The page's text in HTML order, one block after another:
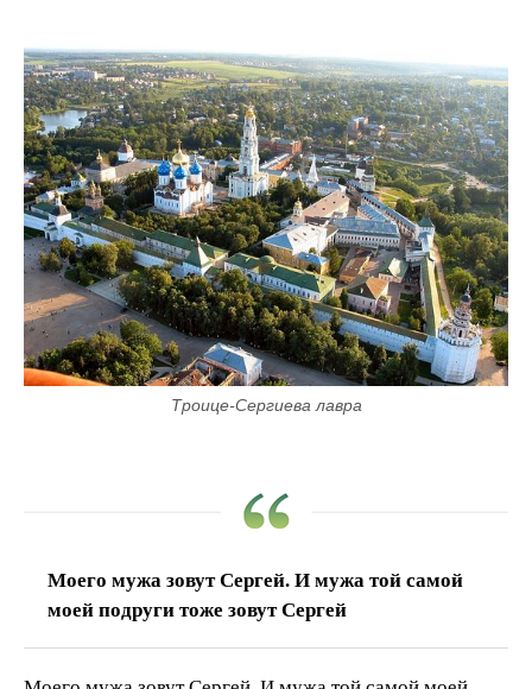
Троице-Сергиева лавра
Моего мужа зовут Сергей. И мужа той самой
моей подруги тоже зовут Сергей